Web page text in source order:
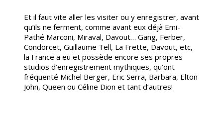
Et il faut vite aller les visiter ou y enregistrer, avant
qu’ils ne ferment, comme avant eux déjà Emi-
Pathé Marconi, Miraval, Davout… Gang, Ferber,
Condorcet, Guillaume Tell, La Frette, Davout, etc,
la France a eu et possède encore ses propres
studios d’enregistrement mythiques, qu’ont
fréquenté Michel Berger, Eric Serra, Barbara, Elton
John, Queen ou Céline Dion et tant d’autres!